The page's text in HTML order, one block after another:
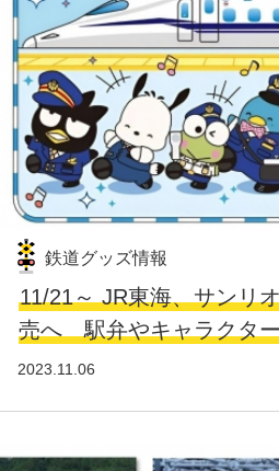
鉄道グッズ情報
11/21～ JR東海、サンリ
売へ 駅弁やキャラクタ
2023.11.06